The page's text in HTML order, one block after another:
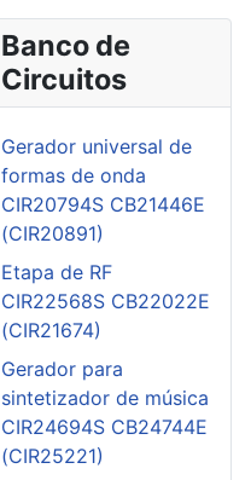
Banco de
Circuitos
Gerador universal de
formas de onda
CIR20794S CB21446E
(CIR20891)
Etapa de RF
CIR22568S CB22022E
(CIR21674)
Gerador para
sintetizador de música
CIR24694S CB24744E
(CIR25221)